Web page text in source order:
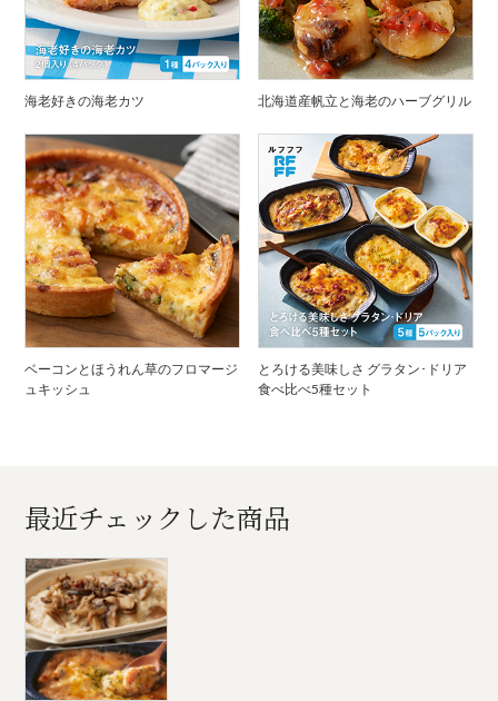
海老好きの海老カツ 北海道産帆立と海老のハーブグリル
ベーコンとほうれん草のフロマージ
ュキッシュ
とろける美味しさ グラタン･ドリア
食べ比べ5種セット
最近チェックした商品